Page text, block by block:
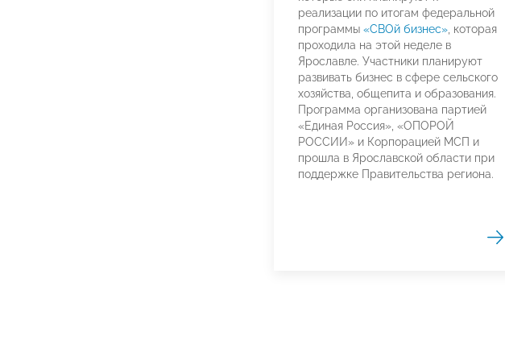
реализации по итогам федеральной
программы «СВОй бизнес» , которая
проходила на этой неделе в
Ярославле. Участники планируют
развивать бизнес в сфере сельского
хозяйства, общепита и образования.
Программа организована партией
«Единая Россия», «ОПОРОЙ
РОССИИ» и Корпорацией МСП и
прошла в Ярославской области при
поддержке Правительства региона.